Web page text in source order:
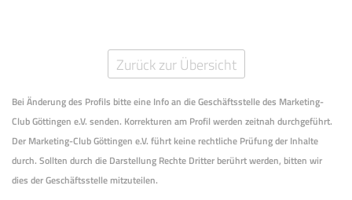
Zurück zur Übersicht
Bei Änderung des Profils bitte eine Info an die Geschäftsstelle des Marketing-
Club Göttingen e.V. senden. Korrekturen am Profil werden zeitnah durchgeführt.
Der Marketing-Club Göttingen e.V. führt keine rechtliche Prüfung der Inhalte
durch. Sollten durch die Darstellung Rechte Dritter berührt werden, bitten wir
dies der Geschäftsstelle mitzuteilen.